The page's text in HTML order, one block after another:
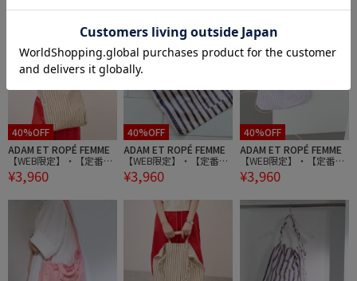
40%OFF
ADAM ET ROPÉ FEMME
【WEB限定】・【定番】
ギャザー2WAYミドルシ
ョルダーバッグ
¥3,960
40%OFF
ADAM ET ROPÉ FEMME
【WEB限定】・【定番】
ギャザー2WAYミドルシ
ョルダーバッグ
¥3,960
40%OFF
ADAM ET ROPÉ FEMME
【WEB限定】・【定番】
ギャザー2WAYミドルシ
ョルダーバッグ
¥3,960